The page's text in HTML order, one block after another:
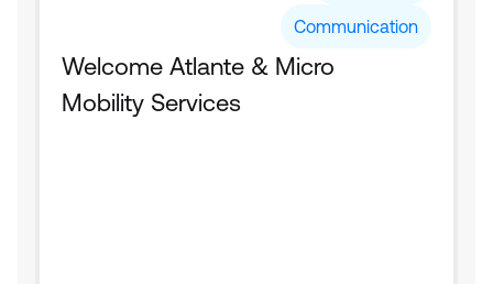
Communication
Welcome Atlante & Micro
Mobility Services